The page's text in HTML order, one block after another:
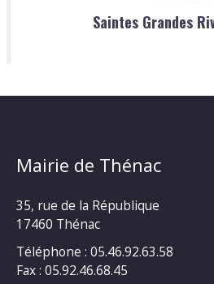
Saintes Grandes
Mairie de Thénac
35, rue de la République
17460 Thénac
Téléphone : 05.46.92.63.58
Fax : 05.92.46.68.45